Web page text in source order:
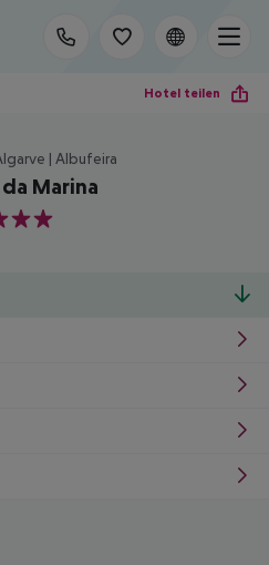
Hotel teilen
| Albufeira
Marina